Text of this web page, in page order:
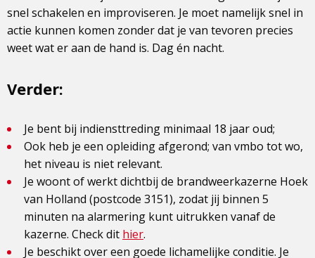
snel schakelen en improviseren. Je moet namelijk snel in
actie kunnen komen zonder dat je van tevoren precies
weet wat er aan de hand is. Dag én nacht.
Verder:
Je bent bij indiensttreding minimaal 18 jaar oud;
Ook heb je een opleiding afgerond; van vmbo tot wo,
het niveau is niet relevant.
Je woont of werkt dichtbij de brandweerkazerne Hoek
van Holland (postcode 3151), zodat jij binnen 5
minuten na alarmering kunt uitrukken vanaf de
kazerne. Check dit hier.
Je beschikt over een goede lichamelijke conditie. Je